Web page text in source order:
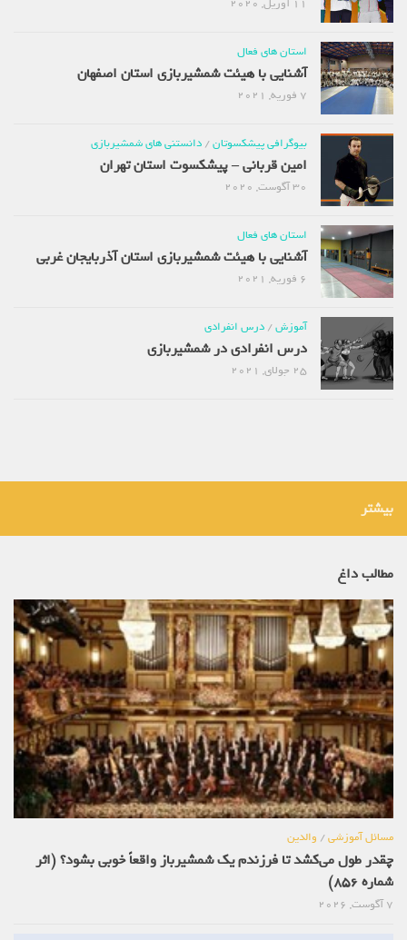
استان های فعال
آشنایی با هیئت شمشیربازی استان اصفهان
بیوگرافی پیشکسوتان/دانستنی های شمشیربازی
امین قربانی – پیشکسوت استان تهران
استان های فعال
آشنایی با هیئت شمشیربازی استان آذربایجان غربی
آموزش/درس انفرادی
درس انفرادی در شمشیربازی
بیشتر
مطالب داغ
مسائل آموزشی/والدین
چقدر طول می‌کشد تا فرزندم یک شمشیرباز واقعاً خوبی بشود؟ (اثر
شماره 856)